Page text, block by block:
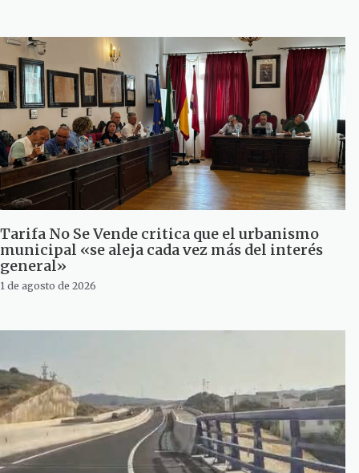
Tarifa No Se Vende critica que el urbanismo
municipal «se aleja cada vez más del interés
general»
1 de agosto de 2026